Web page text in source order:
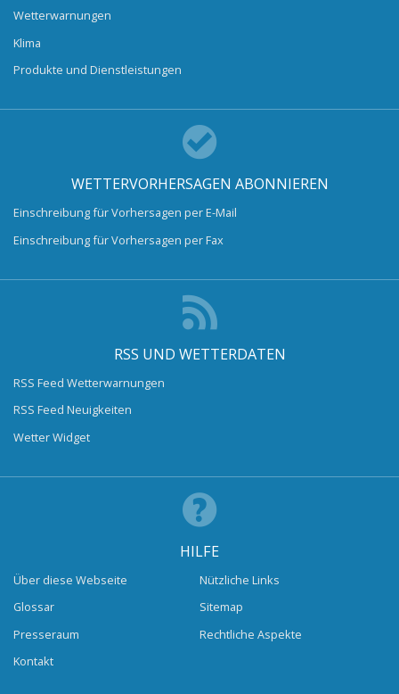
Wetterwarnungen
Klima
Produkte und Dienstleistungen
WETTERVORHERSAGEN ABONNIEREN
Einschreibung für Vorhersagen per E-Mail
Einschreibung für Vorhersagen per Fax
RSS UND WETTERDATEN
RSS Feed Wetterwarnungen
RSS Feed Neuigkeiten
Wetter Widget
HILFE
Über diese Webseite
Glossar
Presseraum
Kontakt
Nützliche Links
Sitemap
Rechtliche Aspekte